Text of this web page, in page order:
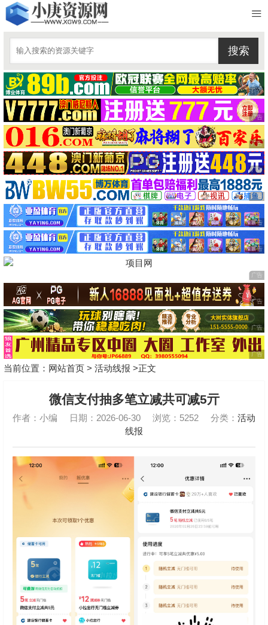
当前位置： 网站首页 > 活动线报 >正文
微信支付抽多笔立减共可减5亓
作者：小编 日期：2026-06-30 浏览：5252 分类： 活动
线报